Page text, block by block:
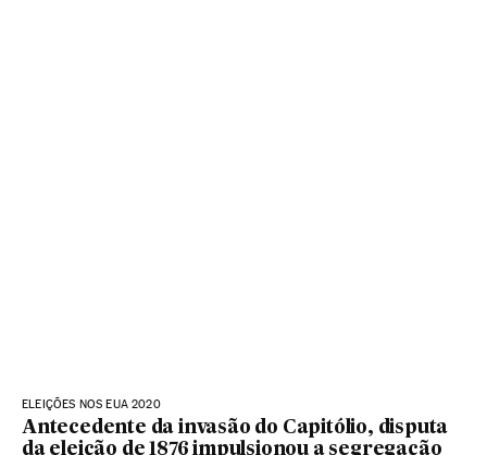
ELEIÇÕES NOS EUA 2020
Antecedente da invasão do Capitólio, disputa
da eleição de 1876 impulsionou a segregação